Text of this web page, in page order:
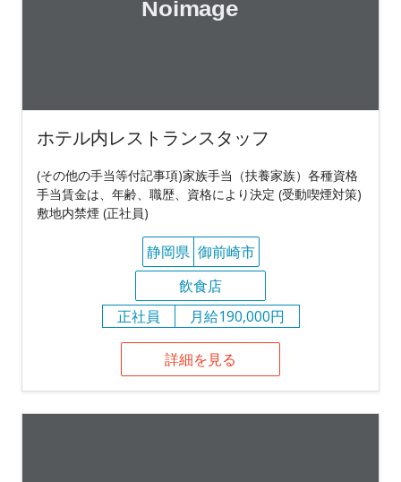
ホテル内レストランスタッフ
(その他の手当等付記事項)家族手当（扶養家族）各種資格
手当賃金は、年齢、職歴、資格により決定 (受動喫煙対策)
敷地内禁煙 (正社員)
静岡県 御前崎市
飲食店
正社員
月給190,000円
詳細を見る